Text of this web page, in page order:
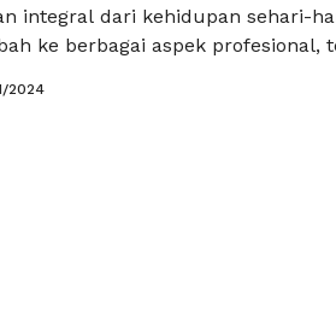
integral dari kehidupan sehari-
ke berbagai aspek profesional,
teknologi dapat
2024